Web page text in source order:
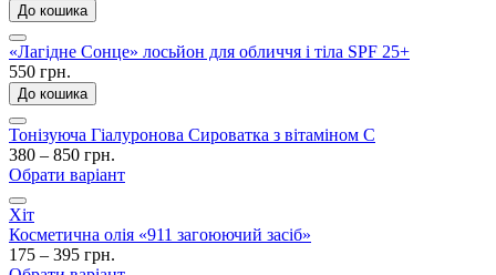
До кошика
«Лагідне Сонце» лосьйон для обличчя і тіла SPF 25+
550 грн.
До кошика
Тонізуюча Гіалуронова Сироватка з вітаміном С
380 – 850 грн.
Обрати варіант
Хіт
Косметична олія «911 загоюючий засіб»
175 – 395 грн.